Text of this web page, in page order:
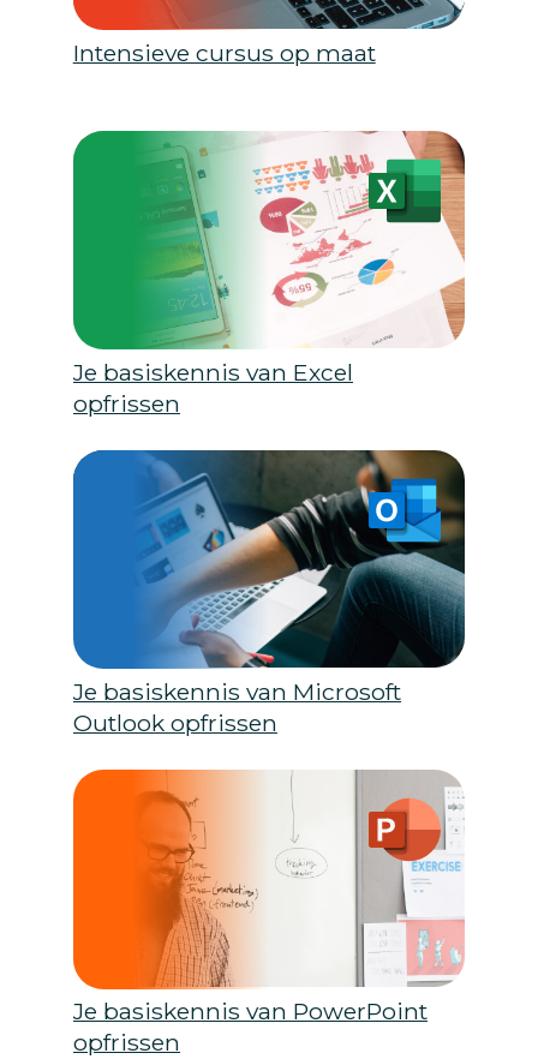
Intensieve cursus op maat
Je basiskennis van Excel
opfrissen
Je basiskennis van Microsoft
Outlook opfrissen
Je basiskennis van PowerPoint
opfrissen